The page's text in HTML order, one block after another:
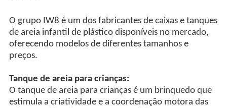
O grupo IW8 é um dos fabricantes de caixas e tanques
de areia infantil de plástico disponíveis no mercado,
oferecendo modelos de diferentes tamanhos e
preços.
Tanque de areia para crianças:
O tanque de areia para crianças é um brinquedo que
estimula a criatividade e a coordenação motora das